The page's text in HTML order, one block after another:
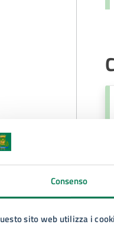
Consenso
sito web utilizza i